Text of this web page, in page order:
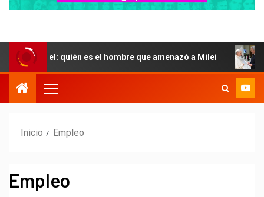
quién es el hombre que amenazó a Milei El Gobierno
Inicio Empleo
Empleo